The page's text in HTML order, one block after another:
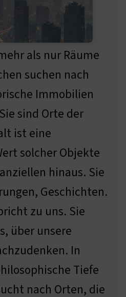
als nur Räume
suchen nach
Immobilien
sind Orte der
ist eine
solcher Objekte
hinaus. Sie
Geschichten.
zu uns. Sie
über unsere
In
Tiefe
nach Orten, die